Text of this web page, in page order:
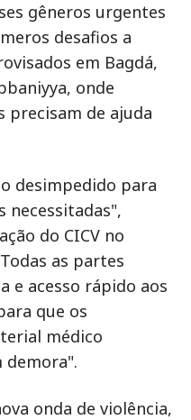
gêneros urgentes
desafios a
em Bagdá,
onde
precisam de ajuda
desimpedido para
necessitadas",
do CICV no
as partes
e acesso rápido aos
que os
médico
demora".
onda de violência,